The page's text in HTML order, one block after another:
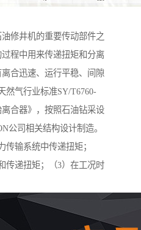
修井机的重要传动部件之
程中用来传递扭矩和分离
合迅速、运行平稳、间隙
然气行业标准SY/T6760-
合器》，按照石油钻采设
公司相关结构设计制造。
传输系统中传递扭矩；
传递扭矩；（3）在工况时